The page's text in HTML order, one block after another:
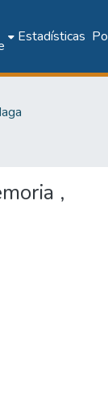
Estadísticas
,